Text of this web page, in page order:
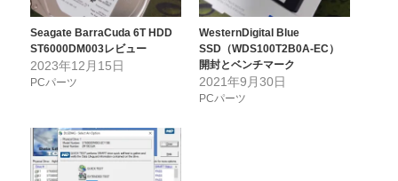
Seagate BarraCuda 6T HDD
ST6000DM003レビュー
2023年12月15日
PCパーツ
WesternDigital Blue
SSD（WDS100T2B0A-EC）
開封とベンチマーク
2021年9月30日
PCパーツ